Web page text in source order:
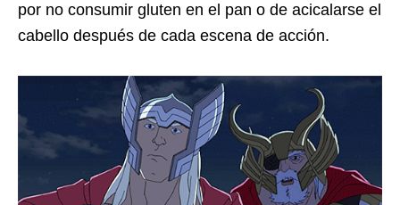
por no consumir gluten en el pan o de acicalarse el
cabello después de cada escena de acción.